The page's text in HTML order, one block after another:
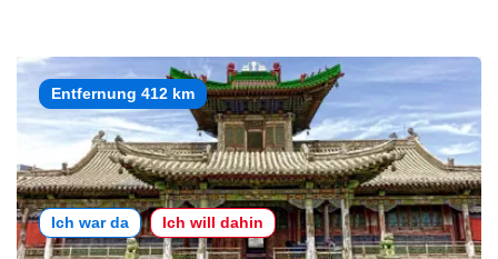
Entfernung 412 km
Ich war da Ich will dahin